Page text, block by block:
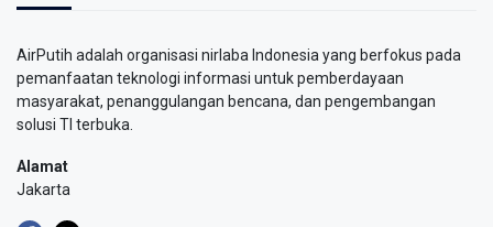
AirPutih adalah organisasi nirlaba Indonesia yang berfokus pada
pemanfaatan teknologi informasi untuk pemberdayaan
masyarakat, penanggulangan bencana, dan pengembangan
solusi TI terbuka.
Alamat
Jakarta